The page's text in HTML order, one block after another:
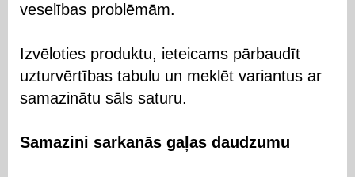
veselības problēmām.
Izvēloties produktu, ieteicams pārbaudīt
uzturvērtības tabulu un meklēt variantus ar
samazinātu sāls saturu.
Samazini sarkanās gaļas daudzumu